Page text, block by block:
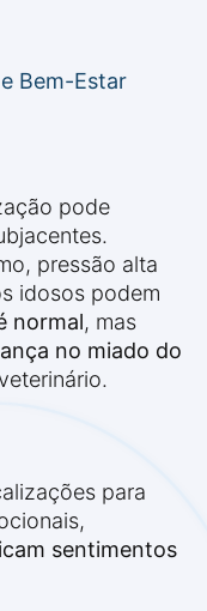
Bem-Estar
pode
pressão alta
idosos podem
normal, mas
no miado do
para
sentimentos